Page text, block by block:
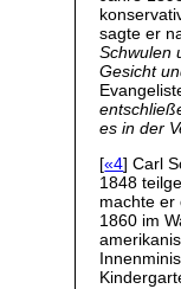
sagte er
Schwulen
Gesicht
es in der
[«4] Carl
1848
machte er
1860 im